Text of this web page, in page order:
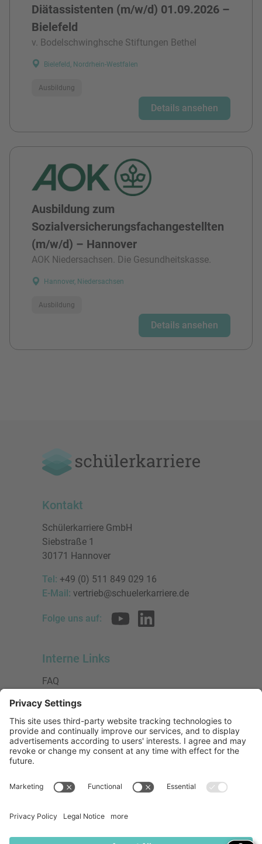
Diätassistenten (m/w/d) 01.09.2026 –
Bielefeld
v. Bodelschwinghsche Stiftungen Bethel
Bielefeld, Nordrhein-Westfalen
Ausbildung
Details ansehen
Ausbildung zum
Sozialversicherungsfachangestellten
(m/w/d) – Hannover
AOK Niedersachsen. Die Gesundheitskasse.
Hannover, Niedersachsen
Ausbildung
Details ansehen
Kontakt
Schülerkarriere GmbH
Siebstraße 1
30171 Hannover
Tel: +49 (0) 511 849 029 16
E-Mail: vertrieb@schuelerkarriere.de
Folge uns auf:
Interne Links
FAQ
Datenschutzerklärung
Impressum
Presse
Urheberrecht
Mitglied bei:
Die Jungen Unternehmer